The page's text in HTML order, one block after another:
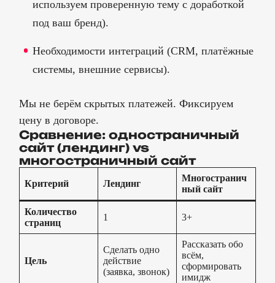
ПОРТФОЛИО
АКЦИИ И СКИДКИ
БЛАГОДАРНОСТИ
ВАКАНСИИ
БЛОГ (НОВОСТИ)
используем проверенную тему с доработкой
под ваш бренд).
Необходимости интеграций (CRM, платёжные
системы, внешние сервисы).
Мы не берём скрытых платежей. Фиксируем
цену в договоре.
Сравнение: одностраничный
сайт (лендинг) vs
многостраничный сайт
Критерий Лендинг
Многостранич
ный сайт
Количество
страниц
1 3+
Цель
Сделать одно
действие
(заявка, звонок)
Рассказать обо
всём,
сформировать
имидж